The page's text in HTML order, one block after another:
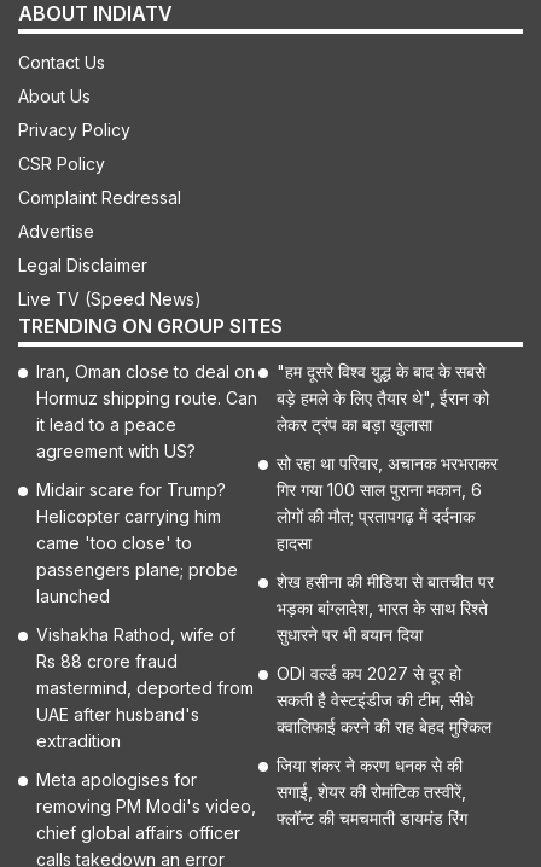
ABOUT INDIATV
Contact Us
About Us
Privacy Policy
CSR Policy
Complaint Redressal
Advertise
Legal Disclaimer
Live TV (Speed News)
TRENDING ON GROUP SITES
Iran, Oman close to deal on
Hormuz shipping route. Can
it lead to a peace
agreement with US?
Midair scare for Trump?
Helicopter carrying him
came 'too close' to
passengers plane; probe
launched
Vishakha Rathod, wife of
Rs 88 crore fraud
mastermind, deported from
UAE after husband's
extradition
Meta apologises for
removing PM Modi's video,
chief global affairs officer
calls takedown an error
"हम दूसरे विश्व युद्ध के बाद के सबसे
बड़े हमले के लिए तैयार थे", ईरान को
लेकर ट्रंप का बड़ा खुलासा
सो रहा था परिवार, अचानक भरभराकर
गिर गया 100 साल पुराना मकान, 6
लोगों की मौत; प्रतापगढ़ में दर्दनाक
हादसा
शेख हसीना की मीडिया से बातचीत पर
भड़का बांग्लादेश, भारत के साथ रिश्ते
सुधारने पर भी बयान दिया
ODI वर्ल्ड कप 2027 से दूर हो
सकती है वेस्टइंडीज की टीम, सीधे
क्वालिफाई करने की राह बेहद मुश्किल
जिया शंकर ने करण धनक से की
सगाई, शेयर की रोमांटिक तस्वीरें,
फ्लॉन्ट की चमचमाती डायमंड रिंग